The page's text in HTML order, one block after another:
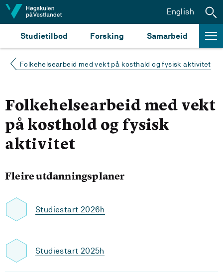
Hopp til innhald
Studietilbod Forsking Samarbeid
English
Folkehelsearbeid med vekt på kosthald og fysisk aktivitet
Folkehelsearbeid med vekt
på kosthold og fysisk
aktivitet
Fleire utdanningsplaner
Studiestart 2026h
Studiestart 2025h